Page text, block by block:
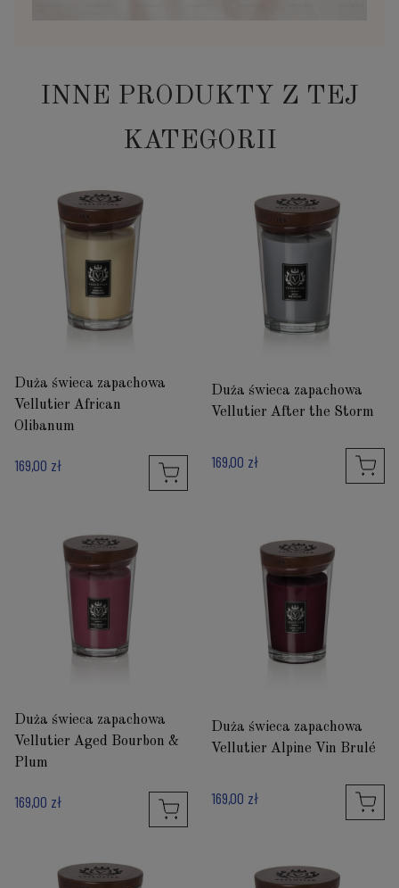
INNE PRODUKTY Z TEJ
KATEGORII
Duża świeca zapachowa
Vellutier African
Olibanum
169,00 zł
Duża świeca zapachowa
Vellutier After the Storm
169,00 zł
Duża świeca zapachowa
Vellutier Aged Bourbon &
Plum
169,00 zł
Duża świeca zapachowa
Vellutier Alpine Vin Brulé
169,00 zł